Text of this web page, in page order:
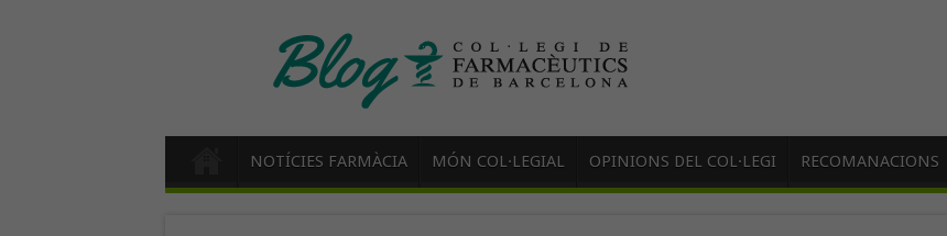
NOTÍCIES FARMÀCIA MÓN COL·LEGIAL OPINIONS DEL COL·LEGI RECOMANACIONS